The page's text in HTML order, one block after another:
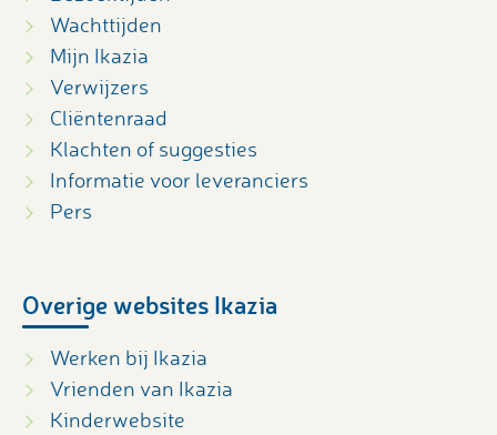
Wachttijden
Mijn Ikazia
Verwijzers
Cliëntenraad
Klachten of suggesties
Informatie voor leveranciers
Pers
Overige websites Ikazia
Werken bij Ikazia
Vrienden van Ikazia
Kinderwebsite